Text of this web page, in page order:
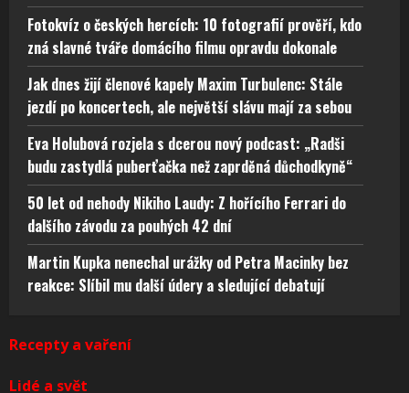
Fotokvíz o českých hercích: 10 fotografií prověří, kdo
zná slavné tváře domácího filmu opravdu dokonale
Jak dnes žijí členové kapely Maxim Turbulenc: Stále
jezdí po koncertech, ale největší slávu mají za sebou
Eva Holubová rozjela s dcerou nový podcast: „Radši
budu zastydlá puberťačka než zaprděná důchodkyně“
50 let od nehody Nikiho Laudy: Z hořícího Ferrari do
dalšího závodu za pouhých 42 dní
Martin Kupka nenechal urážky od Petra Macinky bez
reakce: Slíbil mu další údery a sledující debatují
Recepty a vaření
Lidé a svět